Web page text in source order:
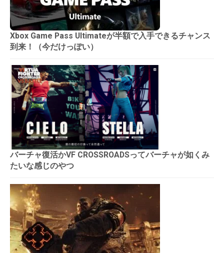
Xbox Game Pass Ultimateが半額で入手できるチャンス
到来！（今だけっぽい）
バーチャ復活かVF CROSSROADSってバーチャが如くみ
たいな感じのやつ